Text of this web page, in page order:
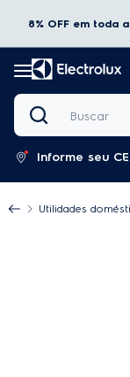
8% OFF em toda
Buscar
Informe seu
Utilidades